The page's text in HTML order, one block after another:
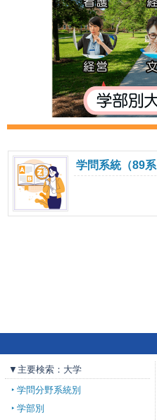
学問系統（89
▼主要検索：大学
学問分野系統別
学部別